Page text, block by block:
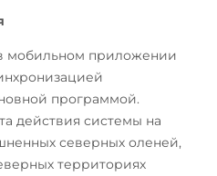
мобильном приложении
программой.
действия системы на
северных оленей,
территориях